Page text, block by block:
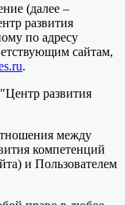
(далее –
развития
по адресу
сайтам,
.
развития
между
компетенций
и Пользователем